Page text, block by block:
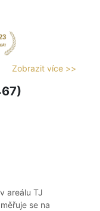
Zobrazit více >>
areálu TJ
se na